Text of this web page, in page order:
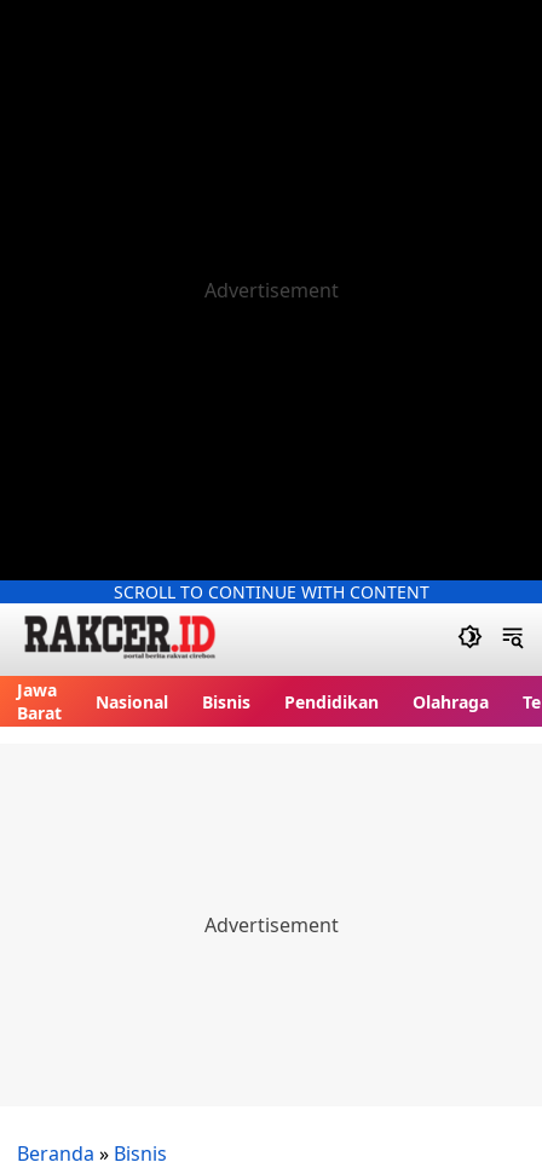
SCROLL TO CONTINUE WITH CONTENT
Jawa
Barat
Nasional Bisnis Pendidikan Olahraga
Beranda » Bisnis